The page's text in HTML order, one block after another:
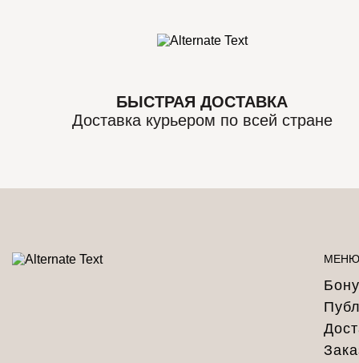
БЫСТРАЯ ДОСТАВКА
Доставка курьером по всей стране
МЕНЮ